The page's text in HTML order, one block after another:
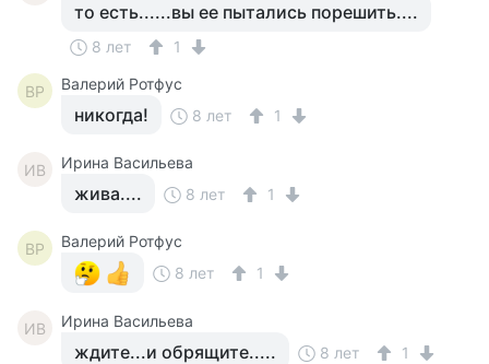
то есть......вы ее пытались порешить....
8 лет 1
ВР Валерий Ротфус
никогда! 8 лет 1
ИВ Ирина Васильева
жива.... 8 лет 1
ВР
Валерий Ротфус
8 лет
1
ИВ Ирина Васильева
ждите...и обрящите..... 8 лет 1